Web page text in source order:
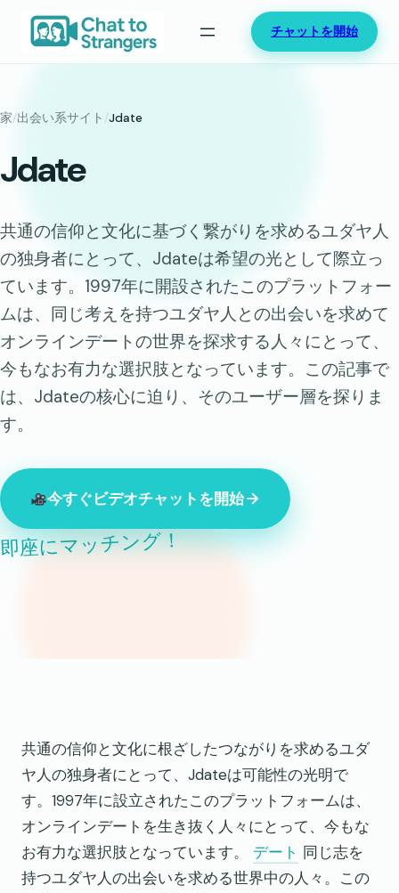
キ
プ
チャットを開始
家/出会い系サイト /Jdate
Jdate
共通の信仰と文化に基づく繋がりを求めるユダヤ人
の独身者にとって、Jdateは希望の光として際立っ
ています。1997年に開設されたこのプラットフォー
ムは、同じ考えを持つユダヤ人との出会いを求めて
オンラインデートの世界を探求する人々にとって、
今もなお有力な選択肢となっています。この記事で
は、Jdateの核心に迫り、そのユーザー層を探りま
す。
今すぐビデオチャットを開始
即座にマッチング！
共通の信仰と文化に根ざしたつながりを求めるユダ
ヤ人の独身者にとって、Jdateは可能性の光明で
す。1997年に設立されたこのプラットフォームは、
オンラインデートを生き抜く人々にとって、今もな
お有力な選択肢となっています。 デート 同じ志を
持つユダヤ人の出会いを求める世界中の人々。この